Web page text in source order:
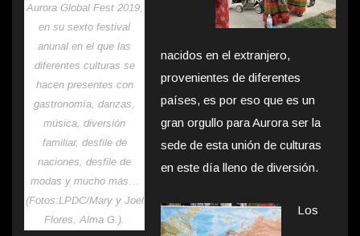
Aurora Global Fest 2019,
en su sexto festival
anunal en el que las
diferentes culturas se
hacen presentes con
gastronomía, danzas,
música, diversión
familiar, desfile de
naciones, desfile de
modas y mucho más…
(Fotos:LPDC/Mary y Joel
Flores, Alma G.).
nacidos en el extranjero,
provenientes de diferentes
países, es por eso que es un
gran orgullo para Aurora ser la
sede de esta unión de culturas
en este día lleno de diversión.
Los